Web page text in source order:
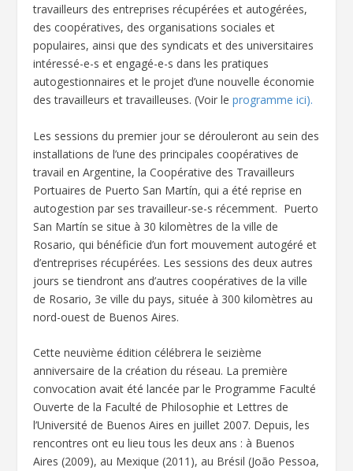
travailleurs des entreprises récupérées et autogérées,
des coopératives, des organisations sociales et
populaires, ainsi que des syndicats et des universitaires
intéressé-e-s et engagé-e-s dans les pratiques
autogestionnaires et le projet d’une nouvelle économie
des travailleurs et travailleuses. (Voir leprogramme ici).
Les sessions du premier jour se dérouleront au sein des
installations de l’une des principales coopératives de
travail en Argentine, la Coopérative des Travailleurs
Portuaires de Puerto San Martín, qui a été reprise en
autogestion par ses travailleur-se-s récemment. Puerto
San Martín se situe à 30 kilomètres de la ville de
Rosario, qui bénéficie d’un fort mouvement autogéré et
d’entreprises récupérées. Les sessions des deux autres
jours se tiendront ans d’autres coopératives de la ville
de Rosario, 3e ville du pays, située à 300 kilomètres au
nord-ouest de Buenos Aires.
Cette neuvième édition célébrera le seizième
anniversaire de la création du réseau. La première
convocation avait été lancée par le Programme Faculté
Ouverte de la Faculté de Philosophie et Lettres de
l’Université de Buenos Aires en juillet 2007. Depuis, les
rencontres ont eu lieu tous les deux ans : à Buenos
Aires (2009), au Mexique (2011), au Brésil (João Pessoa,